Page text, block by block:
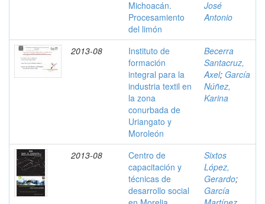
Michoacán.
Procesamiento
del limón
José
Antonio
2013-08
Instituto de
formación
integral para la
industria textil en
la zona
conurbada de
Uriangato y
Moroleón
Becerra
Santacruz,
Axel; García
Núñez,
Karina
2013-08
Centro de
capacitación y
técnicas de
desarrollo social
Sixtos
López,
Gerardo;
García